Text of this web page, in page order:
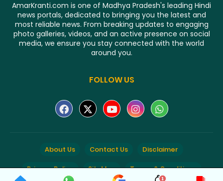
AmarKranti.com is one of Madhya Pradesh's leading Hindi
news portals, dedicated to bringing you the latest and
most reliable news. From breaking updates to engaging
photo galleries, videos, and an active presence on social
media, we ensure you stay connected with the world
around you.
FOLLOW US
About Us Contact Us Disclaimer
Privacy Policy SiteMap Terms & Conditions